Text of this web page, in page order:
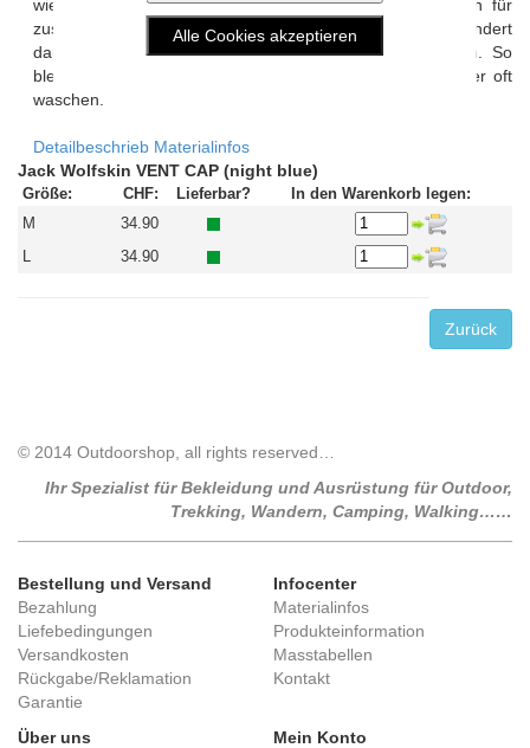
wieder und ist hoch atmungsaktiv. Mesheinsätze sorgen für
zusätzliche Belüftung. Die MICROBAN-Technologie vermindert
dauerhaft die Entstehung von unangenehmen Gerüchen. So
bleibst du immer frisch und musst die Kappe auch weniger oft
waschen.
Detailbeschrieb Materialinfos
Jack Wolfskin VENT CAP (night blue)
Größe: CHF: Lieferbar?
In den Warenkorb legen:
M
34.90
L 34.90
Zurück
© 2014 Outdoorshop, all rights reserved…
Ihr Spezialist für Bekleidung und Ausrüstung für Outdoor,
Trekking, Wandern, Camping, Walking……
Bestellung und Versand
Bezahlung
Liefebedingungen
Versandkosten
Rückgabe/Reklamation
Garantie
Infocenter
Materialinfos
Produkteinformation
Masstabellen
Kontakt
Über uns Mein Konto